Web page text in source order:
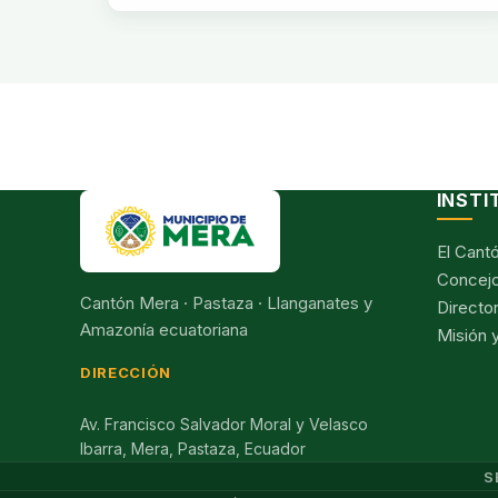
Cantón Mera · Pastaza · Llanganates y
Amazonía ecuatoriana
DIRECCIÓN
Av. Francisco Salvador Moral y Velasco
Ibarra, Mera, Pastaza, Ecuador
El
Misión